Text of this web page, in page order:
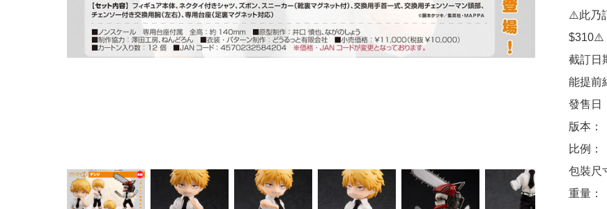
⚠️此乃
$310⚠️
截訂日
能提前
發售日
版本：
比例：
包裝尺
重量：